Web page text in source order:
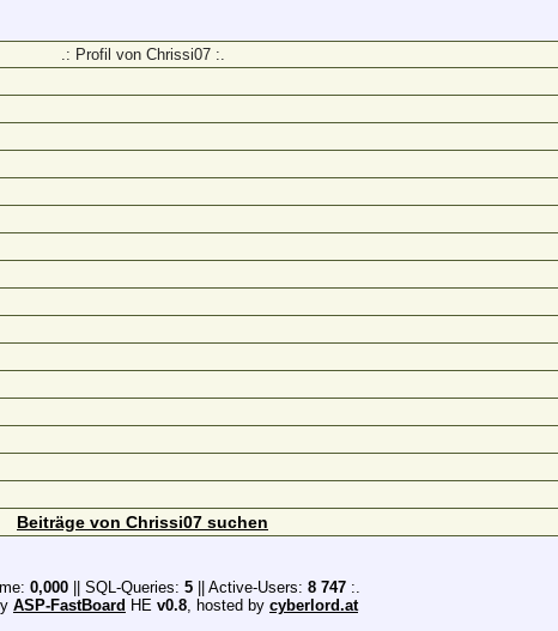
.: Profil von Chrissi07 :.
Beiträge von Chrissi07 suchen
0,000|| SQL-Queries: 5|| Active-Users: 8 747:.
ASP-FastBoard HE v0.8, hosted by cyberlord.at